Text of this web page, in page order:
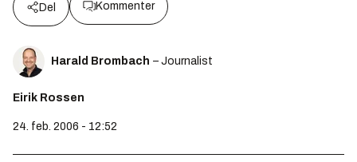
Del Kommenter
Harald Brombach – Journalist
Eirik Rossen
24. feb. 2006 - 12:52